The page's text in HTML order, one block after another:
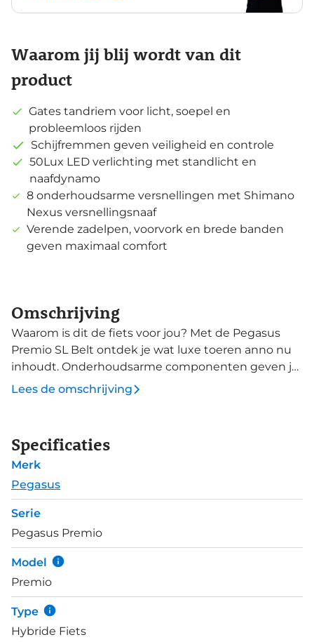
Waarom jij blij wordt van dit
product
Gates tandriem voor licht, soepel en
probleemloos rijden
Schijfremmen geven veiligheid en controle
50Lux LED verlichting met standlicht en
naafdynamo
8 onderhoudsarme versnellingen met Shimano
Nexus versnellingsnaaf
Verende zadelpen, voorvork en brede banden
geven maximaal comfort
Omschrijving
Waarom is dit de fiets voor jou? Met de Pegasus
Premio SL Belt ontdek je wat luxe toeren anno nu
inhoudt. Onderhoudsarme componenten geven je
jarenlang fietsplezier. Daarnaast geniet je van extra
die langer meegaat dan een ketting. Daarnaast is
de riemaandrijving soepel, stil en onderhoudsarm,
dus geen gesmeer met olie meer. De 8 Shimano
Nexus versnellingen zijn weggewerkt in de
achternaaf, wat ook weer onderhoudsarm is.
Lees de omschrijving
Specificaties
Merk
Pegasus
Serie
Pegasus Premio
Model
Premio
Type
Hybride Fiets